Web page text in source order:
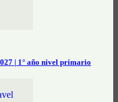
| 1° año nivel primario